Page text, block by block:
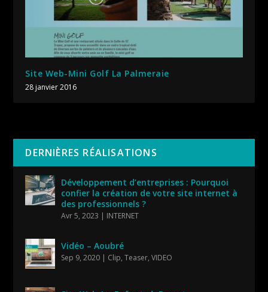
Site Web-Mini Golf La Palmeraie
28 janvier 2016
DERNIÈRES RÉALISATIONS
Développement d’entreprises : Pourquoi
confier la création de votre site internet à
des professionnels ?
Avr 5, 2023 INTERNET
Vidéo – Aoubré
Sep 9, 2020 Clip,Teaser,VIDEO